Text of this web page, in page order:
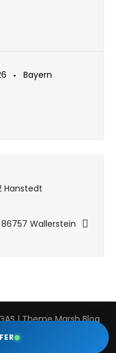
Bayern
Hanstedt
Wallerstein
| Theme Marsh Blog